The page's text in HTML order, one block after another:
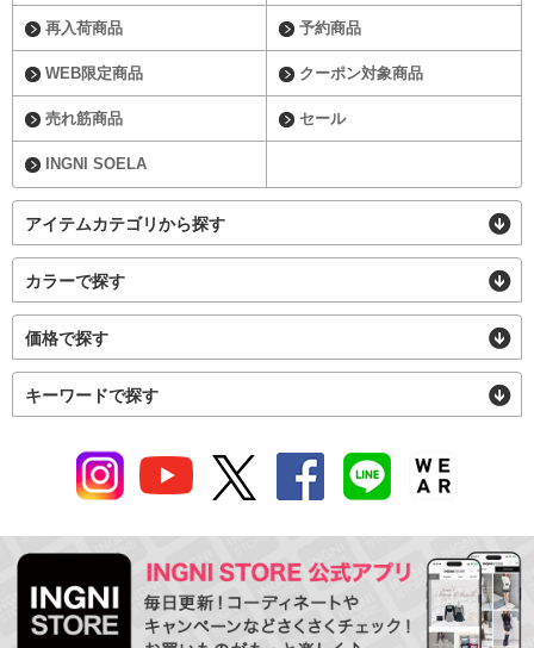
再入荷商品 予約商品
WEB限定商品 クーポン対象商品
売れ筋商品 セール
INGNI SOELA
アイテムカテゴリから探す
カラーで探す
価格で探す
キーワードで探す